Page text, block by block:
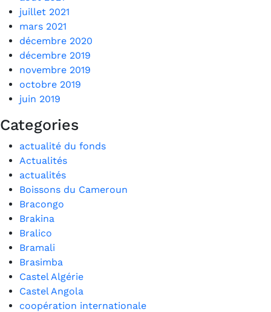
juillet 2021
mars 2021
décembre 2020
décembre 2019
novembre 2019
octobre 2019
juin 2019
Categories
actualité du fonds
Actualités
actualités
Boissons du Cameroun
Bracongo
Brakina
Bralico
Bramali
Brasimba
Castel Algérie
Castel Angola
coopération internationale